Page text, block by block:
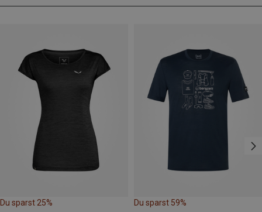
Du sparst 25% Du sparst 59%